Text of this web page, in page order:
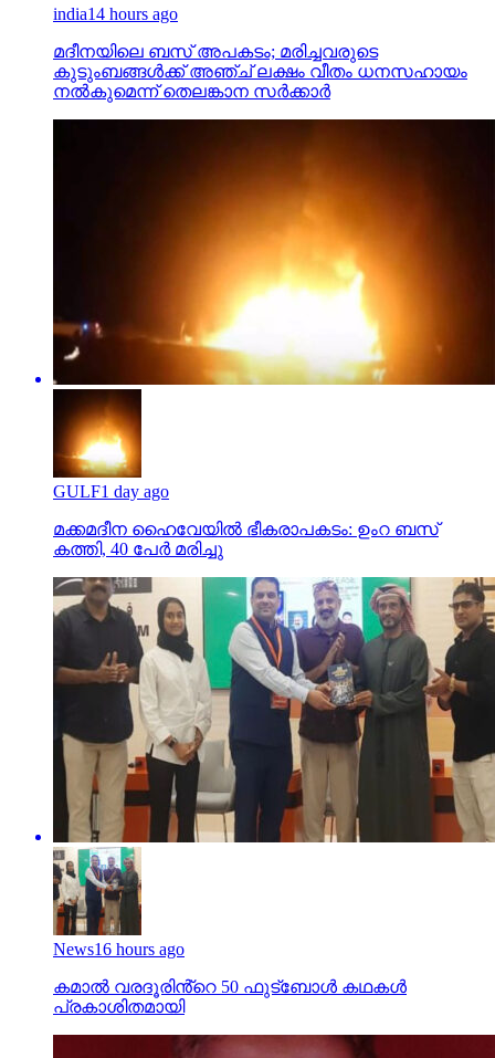
india14 hours ago
മദീനയിലെ ബസ് അപകടം; മരിച്ചവരുടെ
കുടുംബങ്ങള്‍ക്ക് അഞ്ച് ലക്ഷം വീതം ധനസഹായം
നല്‍കുമെന്ന് തെലങ്കാന സര്‍ക്കാര്‍
GULF1 day ago
മക്കമദീന ഹൈവേയില്‍ ഭീകരാപകടം: ഉംറ ബസ്
കത്തി, 40 പേര്‍ മരിച്ചു
News16 hours ago
കമാൽ വരദൂരിൻ്റെ 50 ഫുട്ബോൾ കഥകൾ
പ്രകാശിതമായി